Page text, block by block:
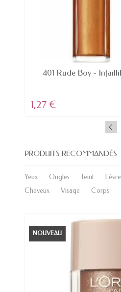
EN
401 Rude Boy -
1,27 €
PRODUITS RECOMMANDÉS
Yeux Ongles Teint
Cheveux
Visage Corps
NOUVEAU